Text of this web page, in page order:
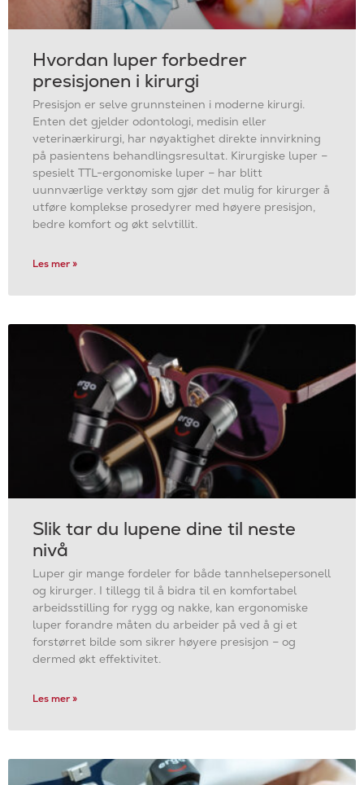
Hvordan luper forbedrer
presisjonen i kirurgi
Presisjon er selve grunnsteinen i moderne kirurgi.
Enten det gjelder odontologi, medisin eller
veterinærkirurgi, har nøyaktighet direkte innvirkning
på pasientens behandlingsresultat. Kirurgiske luper –
spesielt TTL-ergonomiske luper – har blitt
uunnværlige verktøy som gjør det mulig for kirurger å
utføre komplekse prosedyrer med høyere presisjon,
bedre komfort og økt selvtillit.
Les mer »
Slik tar du lupene dine til neste
nivå
Luper gir mange fordeler for både tannhelsepersonell
og kirurger. I tillegg til å bidra til en komfortabel
arbeidsstilling for rygg og nakke, kan ergonomiske
luper forandre måten du arbeider på ved å gi et
forstørret bilde som sikrer høyere presisjon – og
dermed økt effektivitet.
Les mer »